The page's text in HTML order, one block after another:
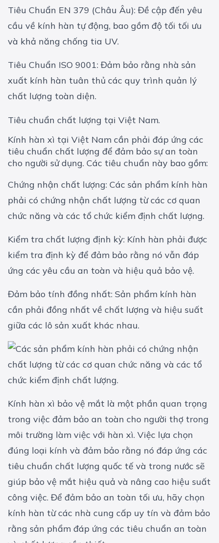
Tiêu Chuẩn EN 379 (Châu Âu): Đề cập đến yêu
cầu về kính hàn tự động, bao gồm độ tối tối ưu
và khả năng chống tia UV.
Tiêu Chuẩn ISO 9001: Đảm bảo rằng nhà sản
xuất kính hàn tuân thủ các quy trình quản lý
chất lượng toàn diện.
Tiêu chuẩn chất lượng tại Việt Nam.
Kính hàn xì tại Việt Nam cần phải đáp ứng các
tiêu chuẩn chất lượng để đảm bảo sự an toàn
cho người sử dụng. Các tiêu chuẩn này bao gồm:
Chứng nhận chất lượng: Các sản phẩm kính hàn
phải có chứng nhận chất lượng từ các cơ quan
chức năng và các tổ chức kiểm định chất lượng.
Kiểm tra chất lượng định kỳ: Kính hàn phải được
kiểm tra định kỳ để đảm bảo rằng nó vẫn đáp
ứng các yêu cầu an toàn và hiệu quả bảo vệ.
Đảm bảo tính đồng nhất: Sản phẩm kính hàn
cần phải đồng nhất về chất lượng và hiệu suất
giữa các lô sản xuất khác nhau.
Kính hàn xì bảo vệ mắt là một phần quan trọng
trong việc đảm bảo an toàn cho người thợ trong
môi trường làm việc với hàn xì. Việc lựa chọn
đúng loại kính và đảm bảo rằng nó đáp ứng các
tiêu chuẩn chất lượng quốc tế và trong nước sẽ
giúp bảo vệ mắt hiệu quả và nâng cao hiệu suất
công việc. Để đảm bảo an toàn tối ưu, hãy chọn
kính hàn từ các nhà cung cấp uy tín và đảm bảo
rằng sản phẩm đáp ứng các tiêu chuẩn an toàn